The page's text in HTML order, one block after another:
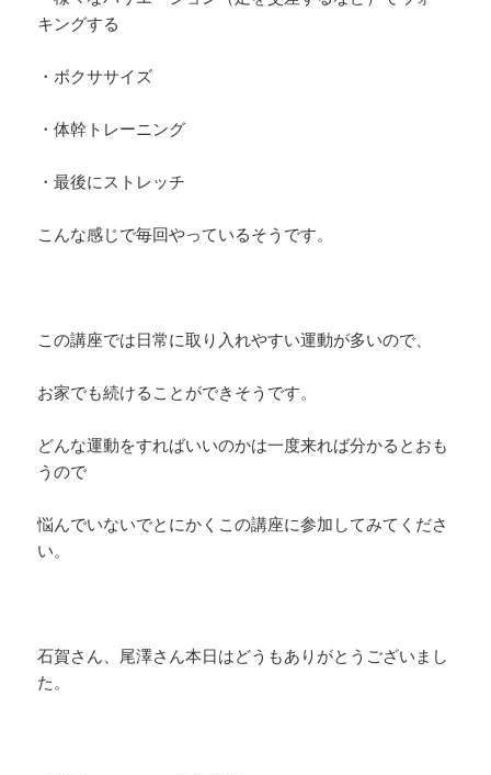
キングする
・ボクササイズ
・体幹トレーニング
・最後にストレッチ
こんな感じで毎回やっているそうです。
この講座では日常に取り入れやすい運動が多いので、
お家でも続けることができそうです。
どんな運動をすればいいのかは一度来れば分かるとおも
うので
悩んでいないでとにかくこの講座に参加してみてくださ
い。
石賀さん、尾澤さん本日はどうもありがとうございまし
た。